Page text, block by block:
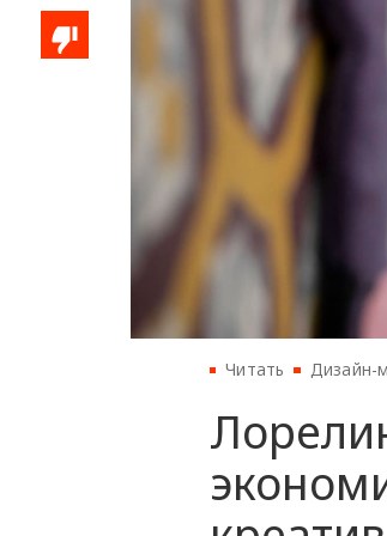
Читать Дизайн-